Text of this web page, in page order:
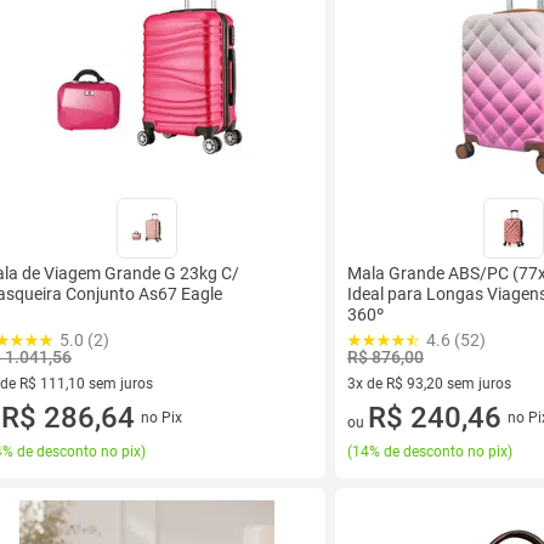
de Viagem Grande G 23kg C/
Conjunto As67 Eagle
5.0 (2)
1.041,56
R$ 111,10 sem juros
de R$ 111,10 sem juros
R$ 286,64 no Pix
de desconto no pix)
Mala Grande ABS/PC
Ideal para Longas
360º
4.6 (52)
R$ 876,00
3x de R$ 93,20 sem juros
3 vez de R$ 93,20 sem juros
ou R$ 240,46 no
(14% de desconto no pix)